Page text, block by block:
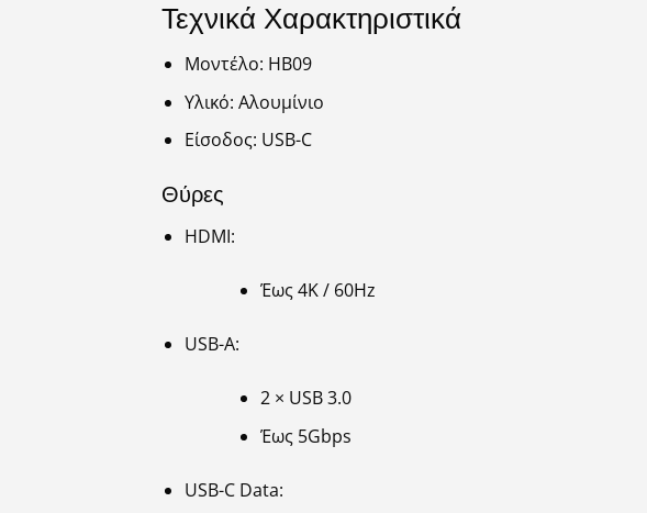
Τεχνικά Χαρακτηριστικά
Μοντέλο: HB09
Υλικό: Αλουμίνιο
Είσοδος: USB-C
Θύρες
HDMI:
Έως 4K / 60Hz
USB-A:
2 × USB 3.0
Έως 5Gbps
USB-C Data: